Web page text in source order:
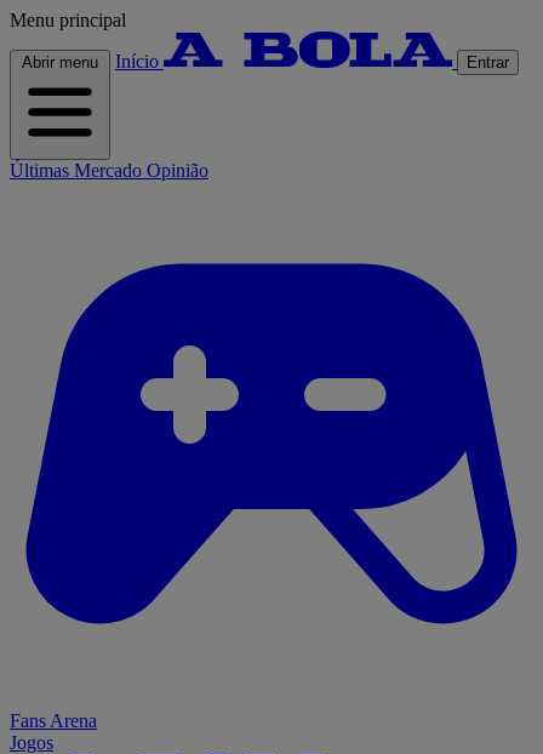
Menu principal
Abrir menu Início Entrar
Últimas Mercado Opinião
Fans Arena
Jogos